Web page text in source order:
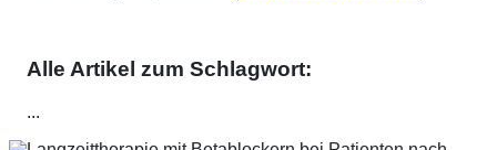
Alle Artikel zum Schlagwort:
...